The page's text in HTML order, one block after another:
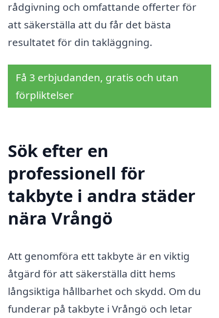
rådgivning och omfattande offerter för
att säkerställa att du får det bästa
resultatet för din takläggning.
Få 3 erbjudanden, gratis och utan
förpliktelser
Sök efter en
professionell för
takbyte i andra städer
nära Vrångö
Att genomföra ett takbyte är en viktig
åtgärd för att säkerställa ditt hems
långsiktiga hållbarhet och skydd. Om du
funderar på takbyte i Vrångö och letar